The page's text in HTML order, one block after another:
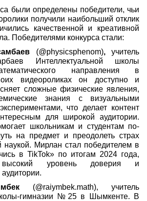
были определены победители, чьи
получили наибольший отклик
качественной и креативной
Победителями конкурса стали:
(@physicsphenom),учитель
Интеллектуальной школы
направления в
видеороликах он доступно и
сложные физические явления,
знания с визуальными
что делает контент
для широкой аудитории.
школьникам и студентам по-
на предмет и преодолеть страх
наукой. Мирлан стал победителем в
в TikTok» по итогам 2024 года,
высокий уровень доверия и
(@raiymbek.math), учитель
гимназии №25 в Шымкенте. В